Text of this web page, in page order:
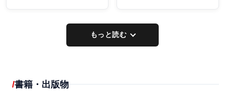
もっと読む
書籍・出版物